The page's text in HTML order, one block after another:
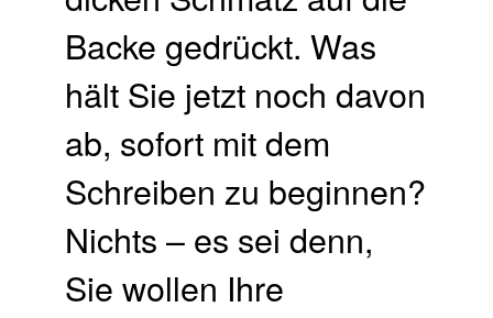
Backe gedrückt. Was
hält Sie jetzt noch davon
ab, sofort mit dem
Schreiben zu beginnen?
Nichts – es sei denn,
Sie wollen Ihre